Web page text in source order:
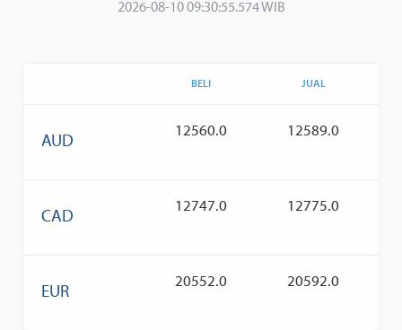
2026-08-10 09:30:55.574 WIB
BELI JUAL
AUD
12560.0 12589.0
CAD
12747.0 12775.0
EUR
20552.0 20592.0